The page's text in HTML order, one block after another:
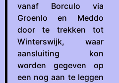
vanaf Borculo via
Groenlo en Meddo
door te trekken tot
Winterswijk, waar
aansluiting kon
worden gegeven op
een nog aan te leggen